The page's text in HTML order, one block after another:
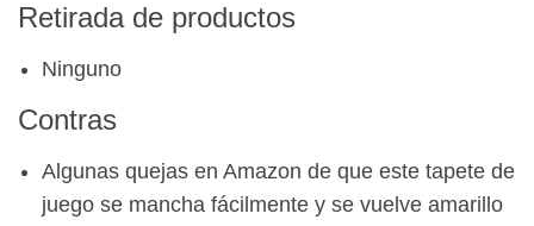
Retirada de productos
Ninguno
Contras
Algunas quejas en Amazon de que este tapete de
juego se mancha fácilmente y se vuelve amarillo